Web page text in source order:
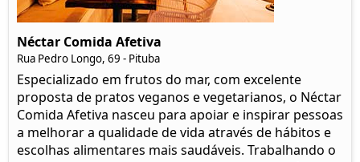
Néctar Comida Afetiva
Rua Pedro Longo, 69 - Pituba
Especializado em frutos do mar, com excelente
proposta de pratos veganos e vegetarianos, o Néctar
Comida Afetiva nasceu para apoiar e inspirar pessoas
a melhorar a qualidade de vida através de hábitos e
escolhas alimentares mais saudáveis. Trabalhando o